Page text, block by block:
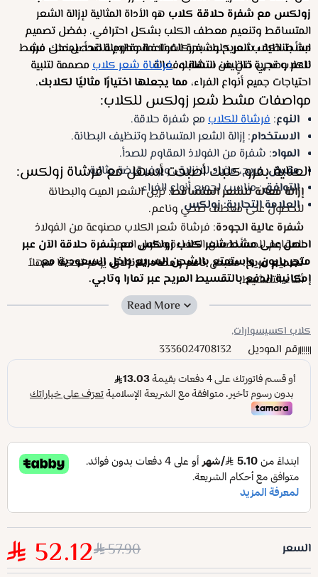
زولكس مع شفرة حلاقة كلاب هو الأداة المثالية لإزالة الشعر
المتساقط وتنعيم معطف الكلب بشكل احترافي. بفضل تصميم
مشط الكلاب المريح وشفرة الفولاذ المقاوم للصدأ، يمنحك مشط
للكلاب تجربة تنظيف سهلة وفعالة.
ابدأ بتنظيف شعر كلبك بحركات ناعمة وطويلة لتحصل على فرو
ناعم وصحي خالٍ من التشابك.فرشاة شعر كلابمصممة لتلبية
احتياجات جميع أنواع الفراء، مما يجعلها اختيارًا مثاليًا لكلابك.
مواصفات مشط شعر زولكس للكلاب:
النوع: فرشاة للكلاب مع شفرة حلاقة.
الاستخدام: إزالة الشعر المتساقط وتنظيف البطانة.
المواد: شفرة من الفولاذ المقاوم للصدأ.
مقبض: مريح، مضاد للانزلاق، ويوفر قبضة مثالية.
التوافق: مناسب لجميع أنواع الفراء.
العلامة التجارية: زولكس
العناية بفرو كلبك أصبحت أسهل مع فرشاة زولكس:
إزالة فعالة للشعر المتساقط: تزيل الشعر الميت والبطانة
للحصول على معطف صحي وناعم.
شفرة عالية الجودة: فرشاة شعر الكلاب مصنوعة من الفولاذ
المقاوم للصدأ لضمان الكفاءة وطول العمر.
تصميم مريح:مقبضناعم ومضاد للانزلاقيوفر تحكمًا سهلاً
أثناء التمشيط.
ملائمة لجميع أنواع الفراء: مشط شعر الكلاب مثالي للكلاب
سهولة الاستخدام
الشعر النظيف والجاف بحركات طويلة
احصل على مشط شعر كلاب زولكس مع شفرة حلاقة الآن عبر
متجر بابون، واستمتع بالشحن السريع داخل السعودية مع
إمكانية الدفع بالتقسيط المريح عبر تمارا وتابي.
كلاب اكسيسوارات,
رقم الموديل 3336024708132
السعر 57.90
52.12